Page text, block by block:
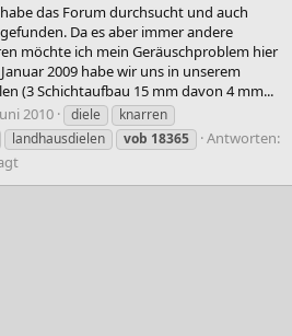
das Forum durchsucht und auch
Da es aber immer andere
möchte ich mein Geräuschproblem hier
2009 habe wir uns in unserem
(3 Schichtaufbau 15 mm davon 4 mm...
2010 diele
knarren
landhausdielen vob 18365
Antworten: